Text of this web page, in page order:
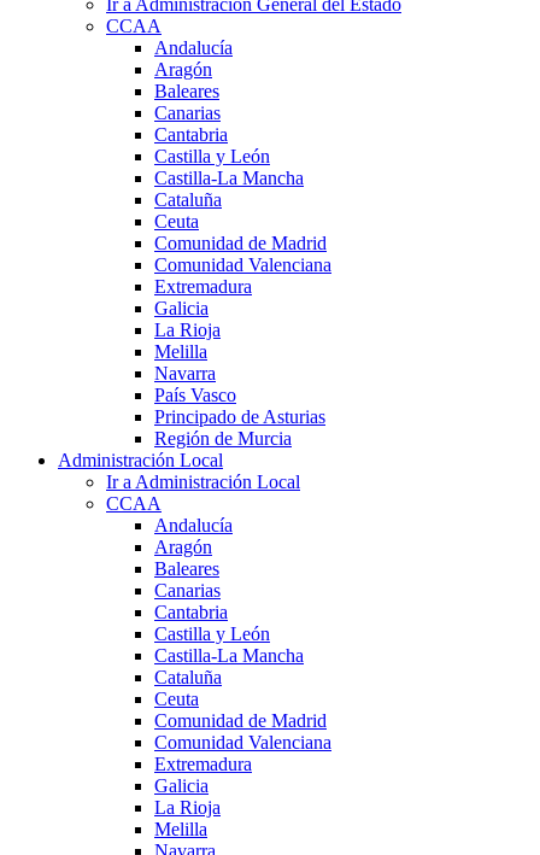
CCAA
Andalucía
Aragón
Baleares
Canarias
Cantabria
Castilla y León
Castilla-La Mancha
Cataluña
Ceuta
Comunidad de Madrid
Comunidad Valenciana
Extremadura
Galicia
La Rioja
Melilla
Navarra
País Vasco
Principado de Asturias
Región de Murcia
Administración Local
Ir a Administración Local
CCAA
Andalucía
Aragón
Baleares
Canarias
Cantabria
Castilla y León
Castilla-La Mancha
Cataluña
Ceuta
Comunidad de Madrid
Comunidad Valenciana
Extremadura
Galicia
La Rioja
Melilla
Navarra